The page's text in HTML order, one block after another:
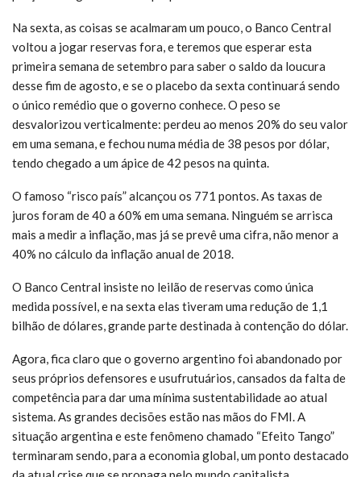
Na sexta, as coisas se acalmaram um pouco, o Banco Central
voltou a jogar reservas fora, e teremos que esperar esta
primeira semana de setembro para saber o saldo da loucura
desse fim de agosto, e se o placebo da sexta continuará sendo
o único remédio que o governo conhece. O peso se
desvalorizou verticalmente: perdeu ao menos 20% do seu valor
em uma semana, e fechou numa média de 38 pesos por dólar,
tendo chegado a um ápice de 42 pesos na quinta.
O famoso “risco país” alcançou os 771 pontos. As taxas de
juros foram de 40 a 60% em uma semana. Ninguém se arrisca
mais a medir a inflação, mas já se prevê uma cifra, não menor a
40% no cálculo da inflação anual de 2018.
O Banco Central insiste no leilão de reservas como única
medida possível, e na sexta elas tiveram uma redução de 1,1
bilhão de dólares, grande parte destinada à contenção do dólar.
Agora, fica claro que o governo argentino foi abandonado por
seus próprios defensores e usufrutuários, cansados da falta de
competência para dar uma mínima sustentabilidade ao atual
sistema. As grandes decisões estão nas mãos do FMI. A
situação argentina e este fenômeno chamado “Efeito Tango”
terminaram sendo, para a economia global, um ponto destacado